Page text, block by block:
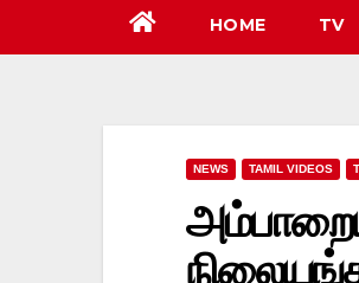
HOME TV
NEWS TAMIL VIDEOS